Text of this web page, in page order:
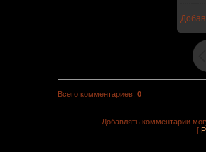
Всего комментариев: 0
Добавлять комментарии
[